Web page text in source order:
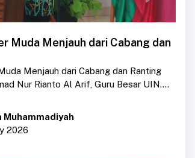
Muda Menjauh dari Cabang dan
Menjauh dari Cabang dan Ranting
Nur Rianto Al Arif, Guru Besar UIN....
Muhammadiyah
2026